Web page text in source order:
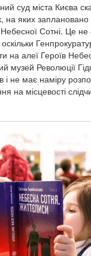
суд міста Києва
на яких заплановано
Сотні. Це не
оскільки
на алеї Героїв
музей Революції
і не має наміру
на місцевості